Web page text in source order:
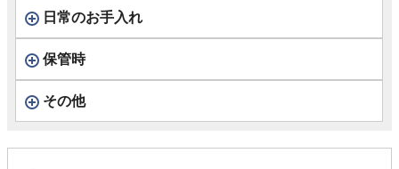
日常のお手入れ
保管時
その他